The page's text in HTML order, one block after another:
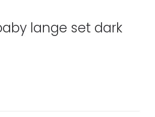
lange set dark